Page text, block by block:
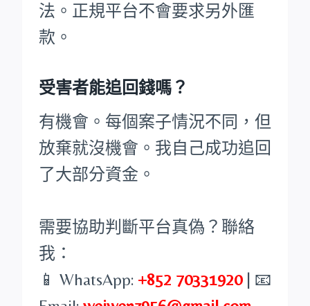
法。正規平台不會要求另外匯
款。
受害者能追回錢嗎？
有機會。每個案子情況不同，但
放棄就沒機會。我自己成功追回
了大部分資金。
需要協助判斷平台真偽？聯絡
我：
📱 WhatsApp: +852 70331920| 📧